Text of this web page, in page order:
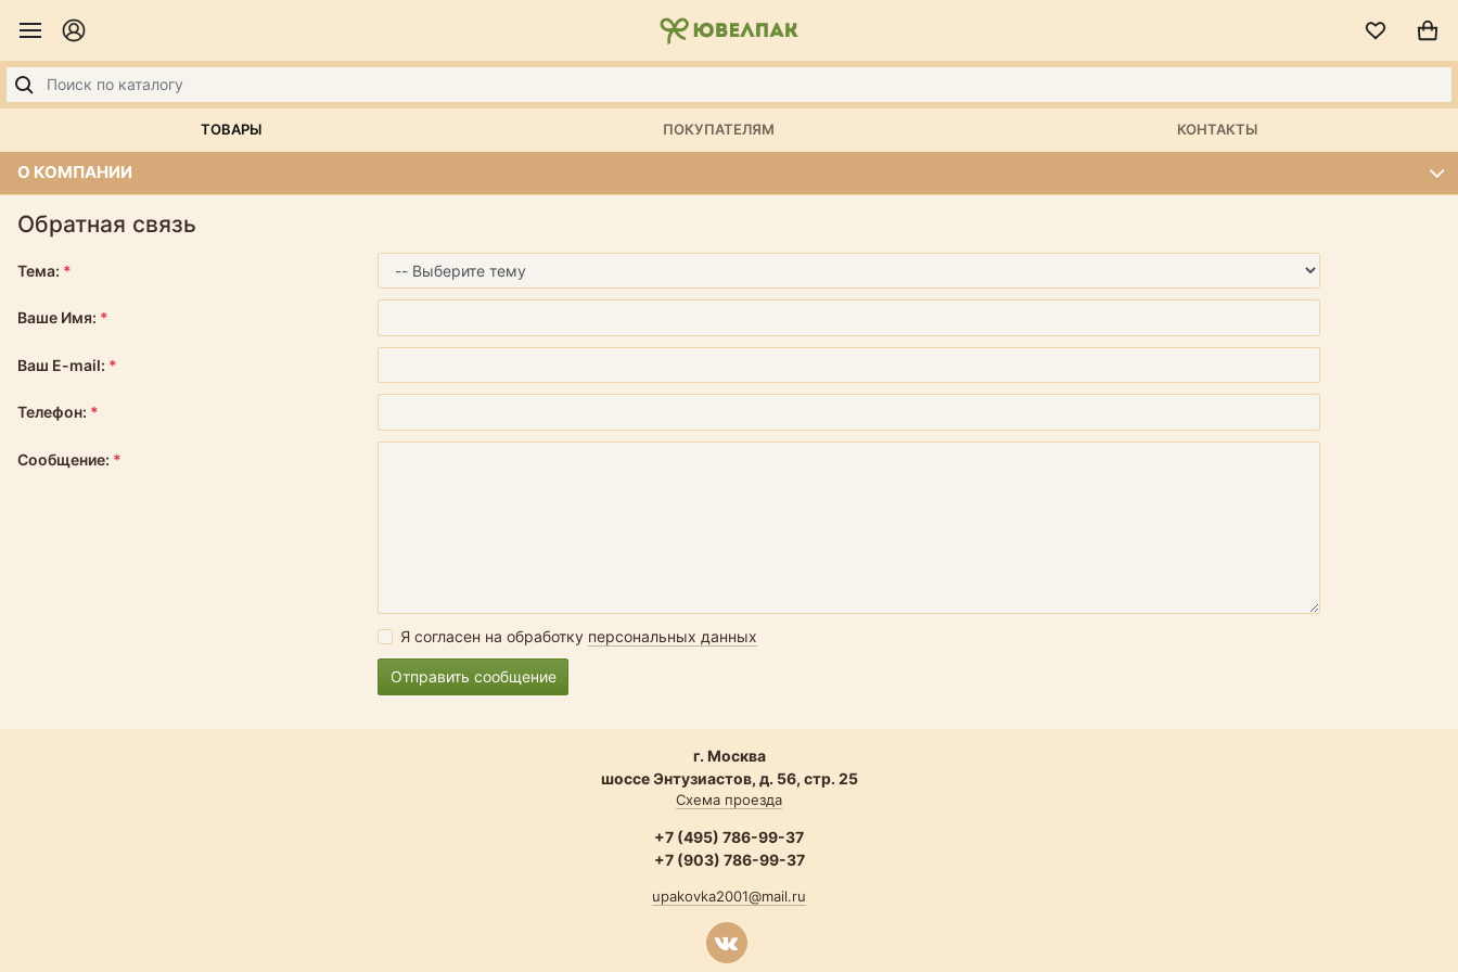
ТОВАРЫ ПОКУПАТЕЛЯМ КОНТАКТЫ
О КОМПАНИИ
Обратная связь
Тема: *
Ваше Имя: *
Ваш E-mail: *
Телефон: *
Сообщение: *
Я согласен на обработку персональных данных
Отправить сообщение
г. Москва
шоссе Энтузиастов, д. 56, стр. 25
Схема проезда
+7 (495) 786-99-37
+7 (903) 786-99-37
upakovka2001@mail.ru